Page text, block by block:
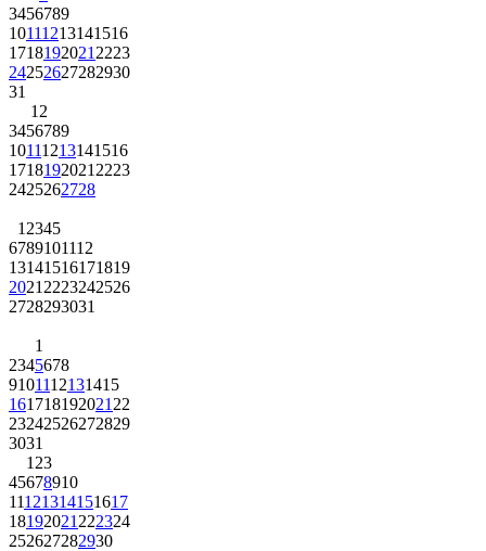
3456789
10111213141516
1718192021 2223
24252627282930
31
1 2
3456789
10111213141516
1718192021 2223
2425262728
1 2345
6789101112
13141516171819
2021 2223242526
2728293031
1
2345678
9101112131415
161718192021 22
23242526272829
3031
1 23
45678910
11121314151617
18192021 222324
252627282930